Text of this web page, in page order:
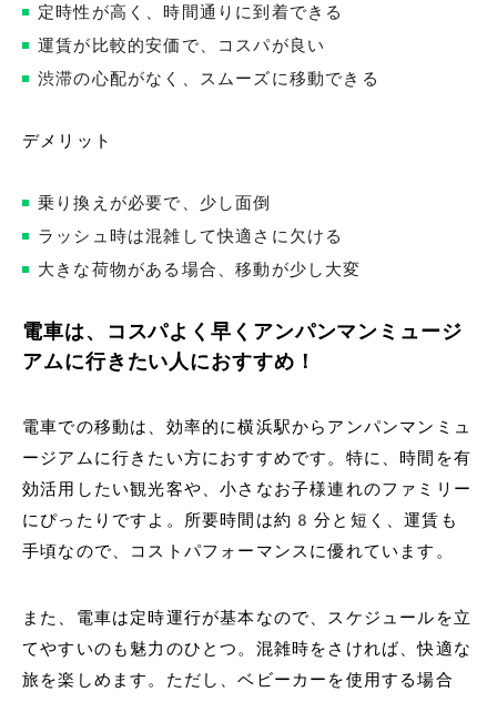
定時性が高く、時間通りに到着できる
運賃が比較的安価で、コスパが良い
渋滞の心配がなく、スムーズに移動できる
デメリット
乗り換えが必要で、少し面倒
ラッシュ時は混雑して快適さに欠ける
大きな荷物がある場合、移動が少し大変
電車は、コスパよく早くアンパンマンミュージ
アムに行きたい人におすすめ！
電車での移動は、効率的に横浜駅からアンパンマンミュ
ージアムに行きたい方におすすめです。特に、時間を有
効活用したい観光客や、小さなお子様連れのファミリー
にぴったりですよ。所要時間は約8分と短く、運賃も
手頃なので、コストパフォーマンスに優れています。
また、電車は定時運行が基本なので、スケジュールを立
てやすいのも魅力のひとつ。混雑時をさければ、快適な
旅を楽しめます。ただし、ベビーカーを使用する場合